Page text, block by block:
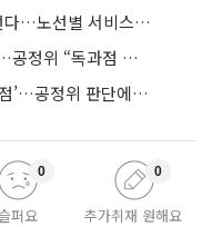
새출발 트리니티항공, 재도약 나선다…노선별 서비스 차별화
독과점 여부 따진다”
마일리지 ‘통합안’·기내면세 ‘독과점’…공정위 판단에 쏠린 눈
퍼요
0
추가취재 원해요
0